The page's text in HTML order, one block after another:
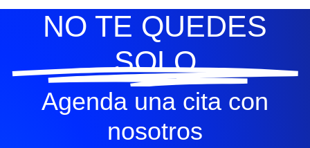
NO TE QUEDES
SOLO
Agenda una cita con
nosotros